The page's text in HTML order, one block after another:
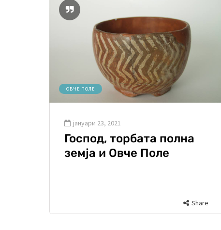
ОВЧЕ ПОЛЕ
јануари 23, 2021
Господ, торбата полна
земја и Овче Поле
Share